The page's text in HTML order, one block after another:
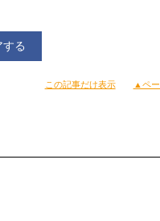
いう
する
この記事だけ表示 ▲ペ